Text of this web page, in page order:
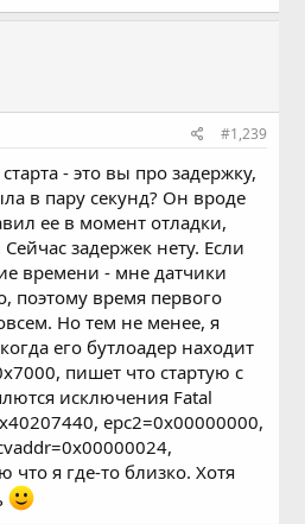
#1,239
- это вы про задержку,
в пару секунд? Он вроде
ее в момент отладки,
задержек нету. Если
времени - мне датчики
поэтому время первого
Но тем не менее, я
его бутлоадер находит
пишет что стартую с
исключения Fatal
epc2=0x00000000,
что я где-то близко. Хотя